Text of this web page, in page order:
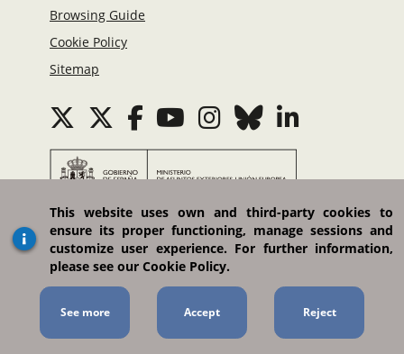
Browsing Guide
Cookie Policy
Sitemap
Ministerio de Asuntos Exteriores, Unión Europea
y Cooperación
Plaza del Marqués de Salamanca, 8. 28006 Madrid
(España)
Portal managed by the Directorate-General for
Communications, Public Diplomacy and Social
This website uses own and third-party cookies to
ensure its proper functioning, manage sessions and
customize user experience. For further information,
please see our Cookie Policy.
See more